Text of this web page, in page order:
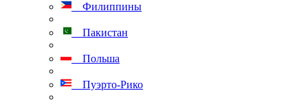
Филиппины
Пакистан
Польша
Пуэрто-Рико